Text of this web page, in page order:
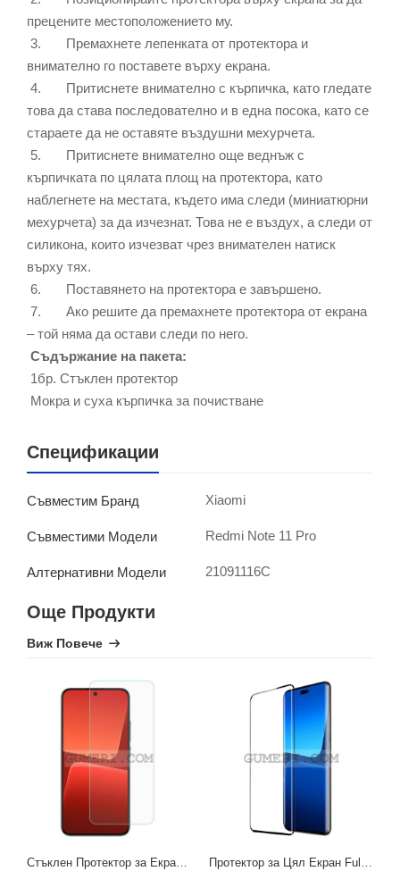
прецените местоположението му.
3. Премахнете лепенката от протектора и
внимателно го поставете върху екрана.
4. Притиснете внимателно с кърпичка, като гледате
това да става последователно и в една посока, като се
стараете да не оставяте въздушни мехурчета.
5. Притиснете внимателно още веднъж с
кърпичката по цялата площ на протектора, като
наблегнете на местата, където има следи (миниатюрни
мехурчета) за да изчезнат. Това не е въздух, а следи от
силикона, които изчезват чрез внимателен натиск
върху тях.
6. Поставянето на протектора е завършено.
7. Ако решите да премахнете протектора от екрана
– той няма да остави следи по него.
Съдържание на пакета:
1бр. Стъклен протектор
Мокра и суха кърпичка за почистване
Спецификации
Съвместим Бранд Xiaomi
Съвместими Модели Redmi Note 11 Pro
Алтернативни Модели 21091116C
Още Продукти
Виж Повече
Стъклен Протектор за Екран за Xiaomi 13 Протектор за Цял Екран Full Glue за Xiaomi 13 Lite